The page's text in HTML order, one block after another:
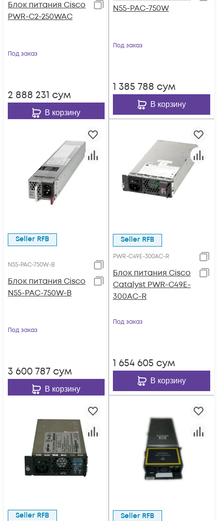
Блок питания Cisco
PWR-C2-250WAC
Под заказ
2 888 231 сум
В корзину
N55-PAC-750W
Под заказ
1 385 788 сум
В корзину
Seller RFB
N55-PAC-750W-B
Блок питания Cisco
N55-PAC-750W-B
Под заказ
3 600 787 сум
В корзину
Seller RFB
PWR-C49E-300AC-R
Блок питания Cisco
Catalyst PWR-C49E-
300AC-R
Под заказ
1 654 605 сум
В корзину
Seller RFB Seller RFB